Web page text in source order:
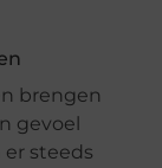
brengen
gevoel
steeds